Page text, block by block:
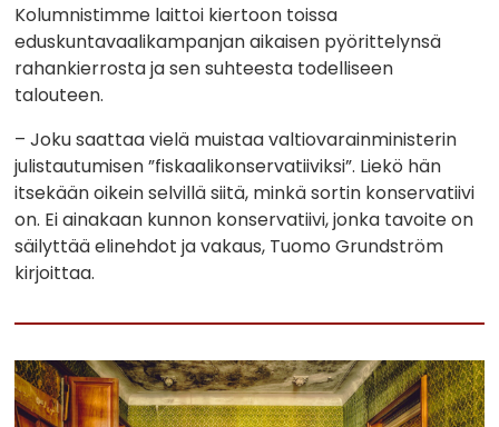
Kolumnistimme laittoi kiertoon toissa
eduskuntavaalikampanjan aikaisen pyörittelynsä
rahankierrosta ja sen suhteesta todelliseen
talouteen.
– Joku saattaa vielä muistaa valtiovarainministerin
julistautumisen ”fiskaalikonservatiiviksi”. Liekö hän
itsekään oikein selvillä siitä, minkä sortin konservatiivi
on. Ei ainakaan kunnon konservatiivi, jonka tavoite on
säilyttää elinehdot ja vakaus, Tuomo Grundström
kirjoittaa.